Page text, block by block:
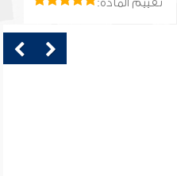
تقييم المادة: